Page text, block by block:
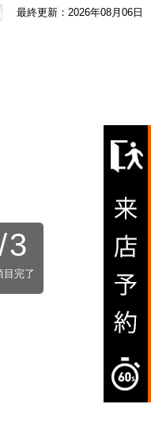
最終更新：2026年08月06日
3
目完了